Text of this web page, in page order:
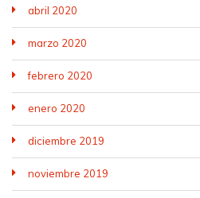
abril 2020
marzo 2020
febrero 2020
enero 2020
diciembre 2019
noviembre 2019